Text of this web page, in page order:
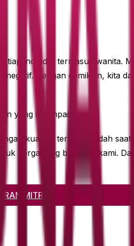
individu, termasuk wanita.
Dengan demikian, kita
yang disampaikan.
kualitas terbaik. Sudah
bergabung bersama kami.
MITRA